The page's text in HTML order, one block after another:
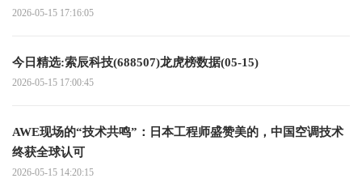
2026-05-15 17:16:05
今日精选:索辰科技(688507)龙虎榜数据(05-15)
2026-05-15 17:00:45
AWE现场的“技术共鸣”：日本工程师盛赞美的，中国空调技术
终获全球认可
2026-05-15 14:20:15